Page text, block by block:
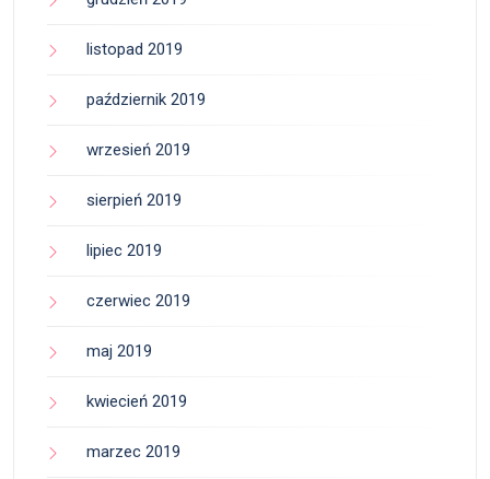
listopad 2019
październik 2019
wrzesień 2019
sierpień 2019
lipiec 2019
czerwiec 2019
maj 2019
kwiecień 2019
marzec 2019